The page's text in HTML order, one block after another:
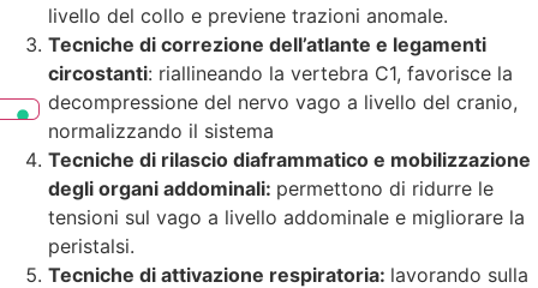
livello del collo e previene trazioni anomale.
Tecniche di correzione dell’atlante e legamenti
circostanti: riallineando la vertebra C1, favorisce la
decompressione del nervo vago a livello del cranio,
normalizzando il sistema
Tecniche di rilascio diaframmatico e mobilizzazione
degli organi addominali: permettono di ridurre le
tensioni sul vago a livello addominale e migliorare la
peristalsi.
Tecniche di attivazione respiratoria: lavorando sulla